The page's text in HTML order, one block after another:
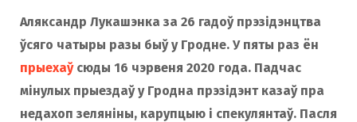
Аляксандр Лукашэнка за 26 гадоў прэзідэнцтва
ўсяго чатыры разы быў у Гродне. У пяты раз ён
прыехаўсюды 16 чэрвеня 2020 года. Падчас
мінулых прыездаў у Гродна прэзідэнт казаў пра
недахоп зеляніны, карупцыю і спекулянтаў. Пасля